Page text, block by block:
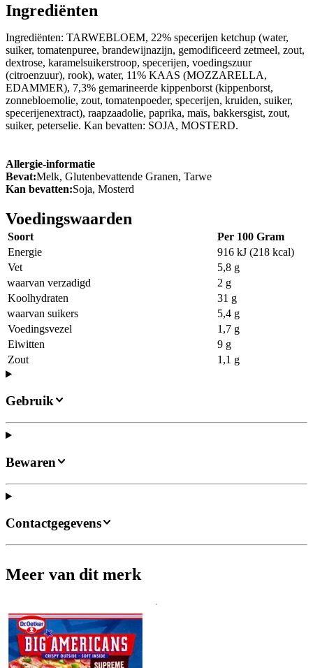
Ingrediënten
Ingrediënten: TARWEBLOEM, 22% specerijen ketchup (water,
suiker, tomatenpuree, brandewijnazijn, gemodificeerd zetmeel, zout,
dextrose, karamelsuikerstroop, specerijen, voedingszuur
(citroenzuur), rook), water, 11% KAAS (MOZZARELLA,
EDAMMER), 7,3% gemarineerde kippenborst (kippenborst,
zonnebloemolie, zout, tomatenpoeder, specerijen, kruiden, suiker,
specerijenextract), raapzaadolie, paprika, maïs, bakkersgist, zout,
suiker, peterselie. Kan bevatten: SOJA, MOSTERD.
Allergie-informatie
Bevat:Melk, Glutenbevattende Granen, Tarwe
Kan bevatten:Soja, Mosterd
Voedingswaarden
Soort
Per 100 Gram
Energie
916 kJ (218 kcal)
Vet
5,8 g
waarvan verzadigd
2 g
Koolhydraten
31 g
waarvan suikers
5,4 g
Voedingsvezel
1,7 g
Eiwitten
9 g
Zout
1,1 g
Gebruik
Bewaren
Contactgegevens
Meer van dit merk